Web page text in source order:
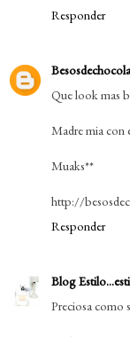
Responder
Que look mas
Madre mia con
Muaks**
http://
Responder
Blog
Preciosa como